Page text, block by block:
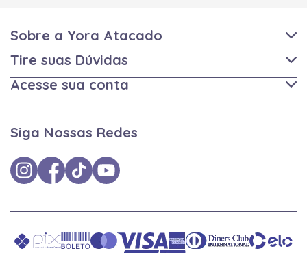
Sobre a Yora Atacado
Tire suas Dúvidas
Acesse sua conta
Siga Nossas Redes